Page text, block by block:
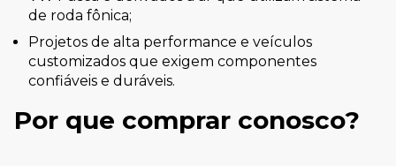
de roda fônica;
Projetos de alta performance e veículos
customizados que exigem componentes
confiáveis e duráveis.
Por que comprar conosco?